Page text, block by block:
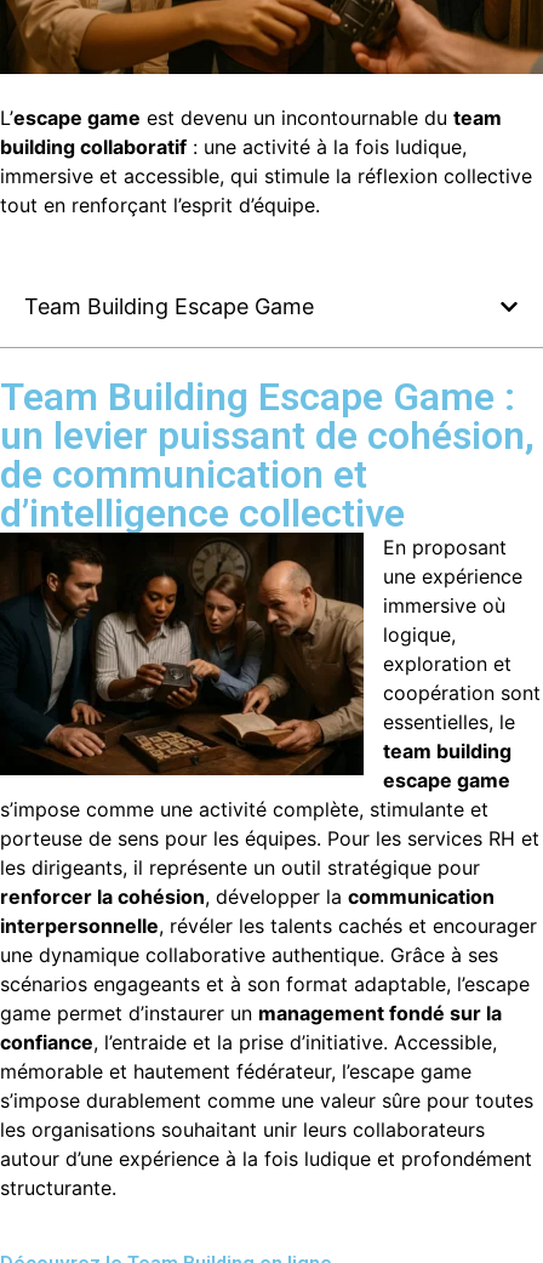
L’escape game est devenu un incontournable du team
building collaboratif : une activité à la fois ludique,
immersive et accessible, qui stimule la réflexion collective
tout en renforçant l’esprit d’équipe.
Team Building Escape Game
Team Building Escape Game :
un levier puissant de cohésion,
de communication et
d’intelligence collective
En proposant
une expérience
immersive où
logique,
exploration et
coopération sont
essentielles, le
team building
escape game
s’impose comme une activité complète, stimulante et
porteuse de sens pour les équipes. Pour les services RH et
les dirigeants, il représente un outil stratégique pour
renforcer la cohésion, développer la communication
interpersonnelle, révéler les talents cachés et encourager
une dynamique collaborative authentique. Grâce à ses
scénarios engageants et à son format adaptable, l’escape
game permet d’instaurer un management fondé sur la
confiance, l’entraide et la prise d’initiative. Accessible,
mémorable et hautement fédérateur, l’escape game
s’impose durablement comme une valeur sûre pour toutes
les organisations souhaitant unir leurs collaborateurs
autour d’une expérience à la fois ludique et profondément
structurante.